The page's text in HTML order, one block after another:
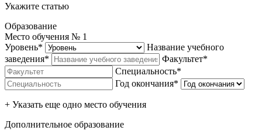
Укажите статью
Образование
Место обучения № 1
Уровень*
Название учебного
заведения*
Факультет*
Специальность*
Год окончания*
+ Указать еще одно место обучения
Дополнительное образование